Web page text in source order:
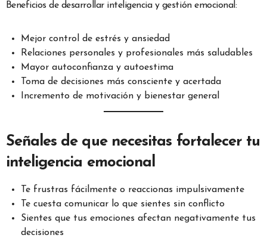
Beneficios de desarrollar inteligencia y gestión emocional:
Mejor control de estrés y ansiedad
Relaciones personales y profesionales más saludables
Mayor autoconfianza y autoestima
Toma de decisiones más consciente y acertada
Incremento de motivación y bienestar general
Señales de que necesitas fortalecer tu
inteligencia emocional
Te frustras fácilmente o reaccionas impulsivamente
Te cuesta comunicar lo que sientes sin conflicto
Sientes que tus emociones afectan negativamente tus
decisiones